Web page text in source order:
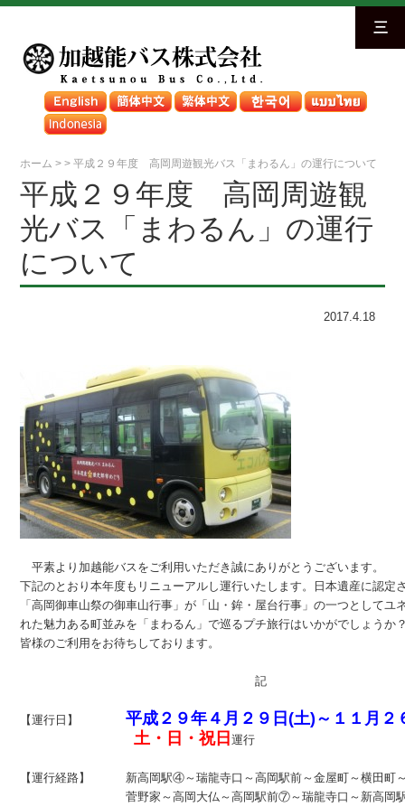
三
ホーム >>平成２９年度 高岡周遊観光バス「まわるん」の運行について
平成２９年度 高岡周遊観
光バス「まわるん」の運行
について
2017.4.18
平素より加越能バスをご利用いただき誠にありがとうございます。
下記のとおり本年度もリニューアルし運行いたします。日本遺産に認定
「高岡御車山祭の御車山行事」が「山・鉾・屋台行事」の一つとしてユ
れた魅力ある町並みを「まわるん」で巡るプチ旅行はいかがでしょうか
皆様のご利用をお待ちしております。
記
【運行日】 平成２９年４月２９日(土)～１１月２
土・日・祝日運行
【運行経路】　　　新高岡駅④～瑞龍寺口～高岡駅前～金屋町～横田町
菅野家～高岡大仏～高岡駅前⑦～瑞龍寺口～新高岡